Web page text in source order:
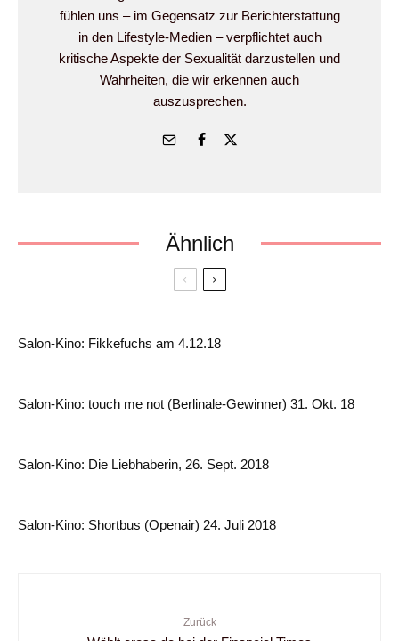
fühlen uns – im Gegensatz zur Berichterstattung
in den Lifestyle-Medien – verpflichtet auch
kritische Aspekte der Sexualität darzustellen und
Wahrheiten, die wir erkennen auch
auszusprechen.
Ähnlich
Salon-Kino: Fikkefuchs am 4.12.18
Salon-Kino: touch me not (Berlinale-Gewinner) 31. Okt. 18
Salon-Kino: Die Liebhaberin, 26. Sept. 2018
Salon-Kino: Shortbus (Openair) 24. Juli 2018
Zurück